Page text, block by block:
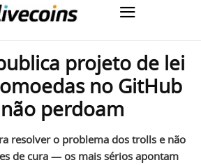
projeto de lei
no GitHub
perdoam
resolver o problema dos trolls e não
de cura — os mais sérios apontam